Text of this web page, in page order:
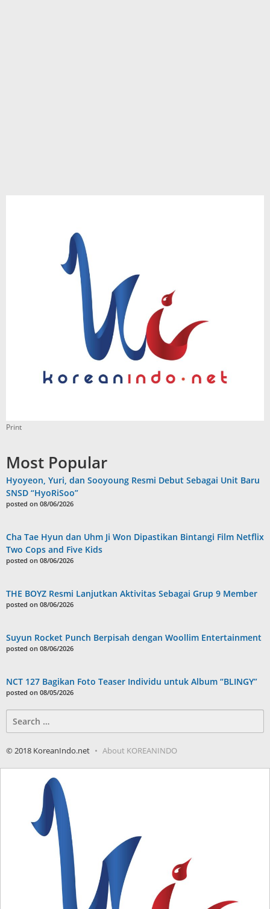
Print
Most Popular
Hyoyeon, Yuri, dan Sooyoung Resmi Debut Sebagai Unit Baru
SNSD “HyoRiSoo”
posted on 08/06/2026
Cha Tae Hyun dan Uhm Ji Won Dipastikan Bintangi Film Netflix
Two Cops and Five Kids
posted on 08/06/2026
THE BOYZ Resmi Lanjutkan Aktivitas Sebagai Grup 9 Member
posted on 08/06/2026
Suyun Rocket Punch Berpisah dengan Woollim Entertainment
posted on 08/06/2026
NCT 127 Bagikan Foto Teaser Individu untuk Album “BLINGY”
posted on 08/05/2026
for:
© 2018 KoreanIndo.net About KOREANINDO